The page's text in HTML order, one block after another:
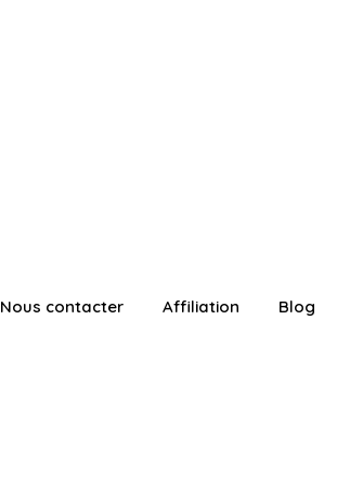
Nous contacter Affiliation Blog